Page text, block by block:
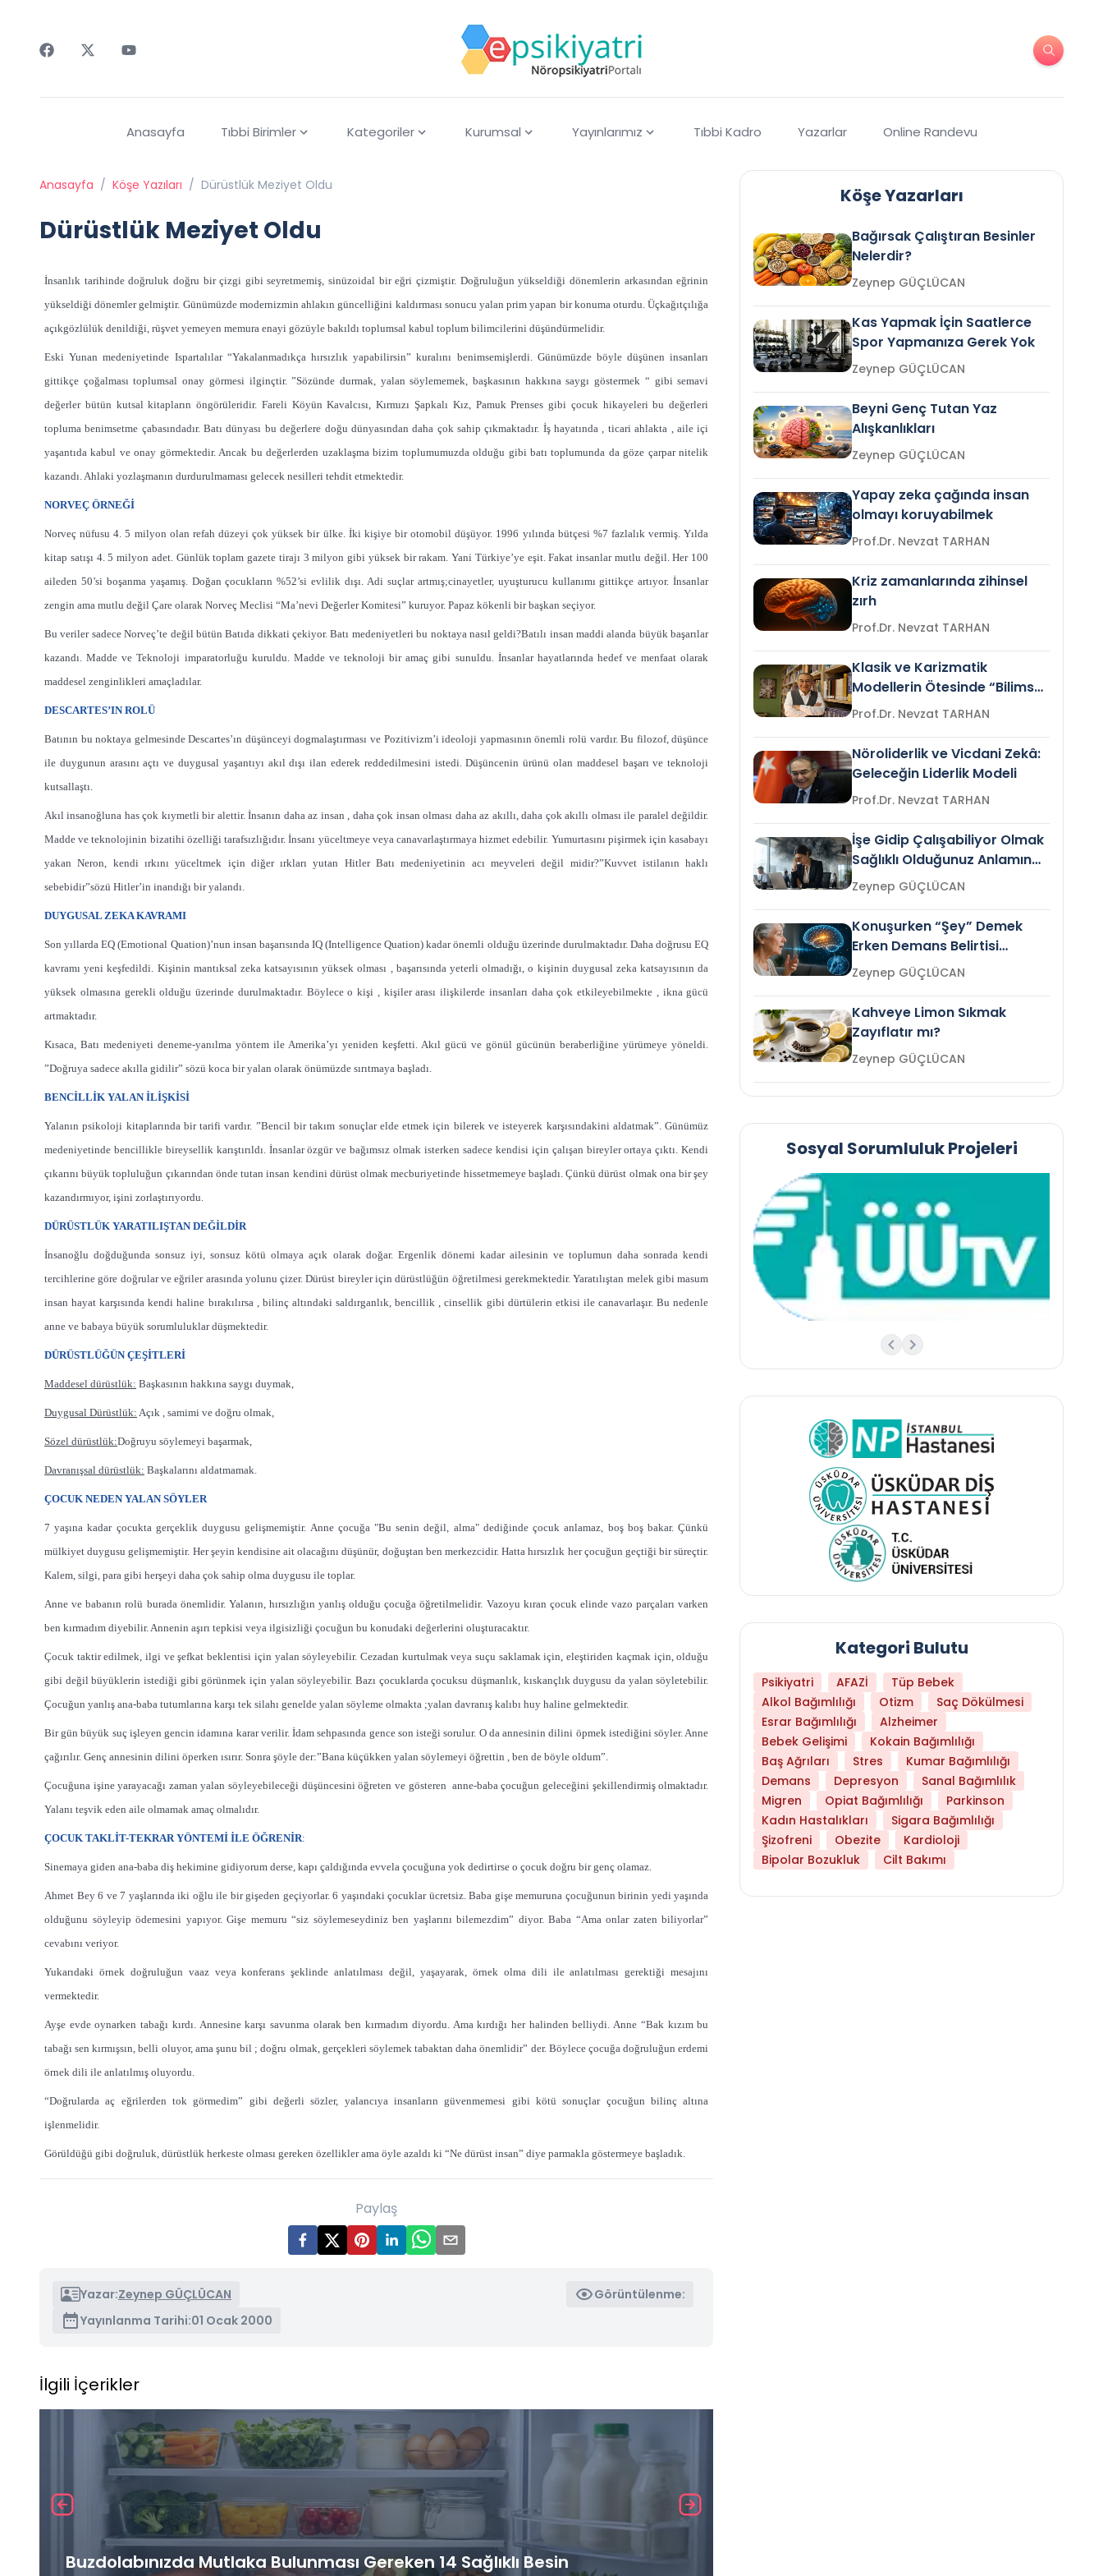
Anasayfa Tıbbi Birimler Kategoriler Kurumsal Yayınlarımız Tıbbi Kadro Yazarlar Online Randevu
Anasayfa / Köşe Yazıları / Dürüstlük Meziyet Oldu
Dürüstlük Meziyet Oldu
İnsanlık tarihinde doğruluk doğru bir çizgi gibi seyretmemiş, sinüzoidal bir eğri çizmiştir. Doğruluğun yükseldiği dönemlerin arkasından eğrinin
yükseldiği dönemler gelmiştir. Günümüzde modernizmin ahlakın güncelliğini kaldırması sonucu yalan prim yapan bir konuma oturdu. Üçkağıtçılığa
açıkgözlülük denildiği, rüşvet yemeyen memura enayi gözüyle bakıldı toplumsal kabul toplum bilimcilerini düşündürmelidir.
Eski Yunan medeniyetinde Ispartalılar “Yakalanmadıkça hırsızlık yapabilirsin” kuralını benimsemişlerdi. Günümüzde böyle düşünen insanları
gittikçe çoğalması toplumsal onay görmesi ilginçtir. ”Sözünde durmak, yalan söylememek, başkasının hakkına saygı göstermek “ gibi semavi
değerler bütün kutsal kitapların öngörüleridir. Fareli Köyün Kavalcısı, Kırmızı Şapkalı Kız, Pamuk Prenses gibi çocuk hikayeleri bu değerleri
topluma benimsetme çabasındadır. Batı dünyası bu değerlere doğu dünyasından daha çok sahip çıkmaktadır. İş hayatında , ticari ahlakta , aile içi
yaşantıda kabul ve onay görmektedir. Ancak bu değerlerden uzaklaşma bizim toplumumuzda olduğu gibi batı toplumunda da göze çarpar nitelik
kazandı. Ahlaki yozlaşmanın durdurulmaması gelecek nesilleri tehdit etmektedir.
NORVEÇ ÖRNEĞİ
Norveç nüfusu 4. 5 milyon olan refah düzeyi çok yüksek bir ülke. İki kişiye bir otomobil düşüyor. 1996 yılında bütçesi %7 fazlalık vermiş. Yılda
kitap satışı 4. 5 milyon adet. Günlük toplam gazete tirajı 3 milyon gibi yüksek bir rakam. Yani Türkiye’ye eşit. Fakat insanlar mutlu değil. Her 100
aileden 50’si boşanma yaşamış. Doğan çocukların %52’si evlilik dışı. Adi suçlar artmış;cinayetler, uyuşturucu kullanımı gittikçe artıyor. İnsanlar
zengin ama mutlu değil Çare olarak Norveç Meclisi “Ma’nevi Değerler Komitesi” kuruyor. Papaz kökenli bir başkan seçiyor.
Bu veriler sadece Norveç’te değil bütün Batıda dikkati çekiyor. Batı medeniyetleri bu noktaya nasıl geldi?Batılı insan maddi alanda büyük başarılar
kazandı. Madde ve Teknoloji imparatorluğu kuruldu. Madde ve teknoloji bir amaç gibi sunuldu. İnsanlar hayatlarında hedef ve menfaat olarak
maddesel zenginlikleri amaçladılar.
DESCARTES’IN ROLÜ
Batının bu noktaya gelmesinde Descartes’ın düşünceyi dogmalaştırması ve Pozitivizm’i ideoloji yapmasının önemli rolü vardır. Bu filozof, düşünce
ile duygunun arasını açtı ve duygusal yaşantıyı akıl dışı ilan ederek reddedilmesini istedi. Düşüncenin ürünü olan maddesel başarı ve teknoloji
kutsallaştı.
Akıl insanoğluna has çok kıymetli bir alettir. İnsanın daha az insan , daha çok insan olması daha az akıllı, daha çok akıllı olması ile paralel değildir.
Madde ve teknolojinin bizatihi özelliği tarafsızlığıdır. İnsanı yüceltmeye veya canavarlaştırmaya hizmet edebilir. Yumurtasını pişirmek için kasabayı
yakan Neron, kendi ırkını yüceltmek için diğer ırkları yutan Hitler Batı medeniyetinin acı meyveleri değil midir?”Kuvvet istilanın haklı
sebebidir”sözü Hitler’in inandığı bir yalandı.
DUYGUSAL ZEKA KAVRAMI
Son yıllarda EQ (Emotional Quation)’nun insan başarısında IQ (Intelligence Quation) kadar önemli olduğu üzerinde durulmaktadır. Daha doğrusu EQ
kavramı yeni keşfedildi. Kişinin mantıksal zeka katsayısının yüksek olması , başarısında yeterli olmadığı, o kişinin duygusal zeka katsayısının da
yüksek olmasına gerekli olduğu üzerinde durulmaktadır. Böylece o kişi , kişiler arası ilişkilerde insanları daha çok etkileyebilmekte , ikna gücü
artmaktadır.
Kısaca, Batı medeniyeti deneme-yanılma yöntem ile Amerika’yı yeniden keşfetti. Akıl gücü ve gönül gücünün beraberliğine yürümeye yöneldi.
”Doğruya sadece akılla gidilir” sözü koca bir yalan olarak önümüzde sırıtmaya başladı.
BENCİLLİK YALAN İLİŞKİSİ
Yalanın psikoloji kitaplarında bir tarifi vardır. ”Bencil bir takım sonuçlar elde etmek için bilerek ve isteyerek karşısındakini aldatmak”. Günümüz
medeniyetinde bencillikle bireysellik karıştırıldı. İnsanlar özgür ve bağımsız olmak isterken sadece kendisi için çalışan bireyler ortaya çıktı. Kendi
çıkarını büyük topluluğun çıkarından önde tutan insan kendini dürüst olmak mecburiyetinde hissetmemeye başladı. Çünkü dürüst olmak ona bir şey
kazandırmıyor, işini zorlaştırıyordu.
DÜRÜSTLÜK YARATILIŞTAN DEĞİLDİR
İnsanoğlu doğduğunda sonsuz iyi, sonsuz kötü olmaya açık olarak doğar. Ergenlik dönemi kadar ailesinin ve toplumun daha sonrada kendi
tercihlerine göre doğrular ve eğriler arasında yolunu çizer. Dürüst bireyler için dürüstlüğün öğretilmesi gerekmektedir. Yaratılıştan melek gibi masum
insan hayat karşısında kendi haline bırakılırsa , bilinç altındaki saldırganlık, bencillik , cinsellik gibi dürtülerin etkisi ile canavarlaşır. Bu nedenle
anne ve babaya büyük sorumluluklar düşmektedir.
DÜRÜSTLÜĞÜN ÇEŞİTLERİ
Maddesel dürüstlük: Başkasının hakkına saygı duymak,
Duygusal Dürüstlük: Açık , samimi ve doğru olmak,
Sözel dürüstlük:Doğruyu söylemeyi başarmak,
Davranışsal dürüstlük: Başkalarını aldatmamak.
ÇOCUK NEDEN YALAN SÖYLER
7 yaşına kadar çocukta gerçeklik duygusu gelişmemiştir. Anne çocuğa "Bu senin değil, alma" dediğinde çocuk anlamaz, boş boş bakar. Çünkü
mülkiyet duygusu gelişmemiştir. Her şeyin kendisine ait olacağını düşünür, doğuştan ben merkezcidir. Hatta hırsızlık her çocuğun geçtiği bir süreçtir.
Kalem, silgi, para gibi herşeyi daha çok sahip olma duygusu ile toplar.
Anne ve babanın rolü burada önemlidir. Yalanın, hırsızlığın yanlış olduğu çocuğa öğretilmelidir. Vazoyu kıran çocuk elinde vazo parçaları varken
ben kırmadım diyebilir. Annenin aşırı tepkisi veya ilgisizliği çocuğun bu konudaki değerlerini oluşturacaktır.
Çocuk taktir edilmek, ilgi ve şefkat beklentisi için yalan söyleyebilir. Cezadan kurtulmak veya suçu saklamak için, eleştiriden kaçmak için, olduğu
gibi değil büyüklerin istediği gibi görünmek için yalan söyleyebilir. Bazı çocuklarda çocuksu düşmanlık, kıskançlık duygusu da yalan söyletebilir.
Çocuğun yanlış ana-baba tutumlarına karşı tek silahı genelde yalan söyleme olmakta ;yalan davranış kalıbı huy haline gelmektedir.
Bir gün büyük suç işleyen gencin idamına karar verilir. İdam sehpasında gence son isteği sorulur. O da annesinin dilini öpmek istediğini söyler. Anne
çağırılır. Genç annesinin dilini öperken ısırır. Sonra şöyle der:”Bana küçükken yalan söylemeyi öğrettin , ben de böyle oldum”.
Çocuğuna işine yarayacağı zaman yalan söyleyebileceği düşüncesini öğreten ve gösteren anne-baba çocuğun geleceğini şekillendirmiş olmaktadır.
Yalanı teşvik eden aile olmamak amaç olmalıdır.
ÇOCUK TAKLİT-TEKRAR YÖNTEMİ İLE ÖĞRENİR:
Sinemaya giden ana-baba diş hekimine gidiyorum derse, kapı çaldığında evvela çocuğuna yok dedirtirse o çocuk doğru bir genç olamaz.
Ahmet Bey 6 ve 7 yaşlarında iki oğlu ile bir gişeden geçiyorlar. 6 yaşındaki çocuklar ücretsiz. Baba gişe memuruna çocuğunun birinin yedi yaşında
olduğunu söyleyip ödemesini yapıyor. Gişe memuru “siz söylemeseydiniz ben yaşlarını bilemezdim” diyor. Baba “Ama onlar zaten biliyorlar”
cevabını veriyor.
Yukarıdaki örnek doğruluğun vaaz veya konferans şeklinde anlatılması değil, yaşayarak, örnek olma dili ile anlatılması gerektiği mesajını
vermektedir.
Ayşe evde oynarken tabağı kırdı. Annesine karşı savunma olarak ben kırmadım diyordu. Ama kırdığı her halinden belliydi. Anne “Bak kızım bu
tabağı sen kırmışsın, belli oluyor, ama şunu bil ; doğru olmak, gerçekleri söylemek tabaktan daha önemlidir” der. Böylece çocuğa doğruluğun erdemi
örnek dili ile anlatılmış oluyordu.
“Doğrularda aç eğrilerden tok görmedim” gibi değerli sözler, yalancıya insanların güvenmemesi gibi kötü sonuçlar çocuğun bilinç altına
işlenmelidir.
Görüldüğü gibi doğruluk, dürüstlük herkeste olması gereken özellikler ama öyle azaldı ki “Ne dürüst insan” diye parmakla göstermeye başladık.
Paylaş
Yazar:Zeynep GÜÇLÜCAN
Görüntülenme:
Yayınlanma Tarihi:01 Ocak 2000
İlgili İçerikler
Buzdolabınızda Mutlaka Bulunması Gereken 14 Sağlıklı Besin
Köşe Yazarları
Bağırsak Çalıştıran Besinler
Nelerdir?
Zeynep GÜÇLÜCAN
Kas Yapmak İçin Saatlerce
Spor Yapmanıza Gerek Yok
Zeynep GÜÇLÜCAN
Beyni Genç Tutan Yaz
Alışkanlıkları
Zeynep GÜÇLÜCAN
Yapay zeka çağında insan
olmayı koruyabilmek
Prof.Dr. Nevzat TARHAN
Kriz zamanlarında zihinsel
zırh
Prof.Dr. Nevzat TARHAN
Klasik ve Karizmatik
Modellerin Ötesinde “Bilimsel
Liderlik”
Prof.Dr. Nevzat TARHAN
Nöroliderlik ve Vicdani Zekâ:
Geleceğin Liderlik Modeli
Prof.Dr. Nevzat TARHAN
İşe Gidip Çalışabiliyor Olmak
Sağlıklı Olduğunuz Anlamına
Gelir mi?Zeynep GÜÇLÜCAN
Konuşurken “Şey” Demek
Erken Demans Belirtisi
Olabilir mi?Zeynep GÜÇLÜCAN
Kahveye Limon Sıkmak
Zayıflatır mı?
Zeynep GÜÇLÜCAN
Sosyal Sorumluluk Projeleri
Kategori Bulutu
Psikiyatri AFAZİ
Tüp Bebek
Alkol Bağımlılığı
Otizm
Saç Dökülmesi
Esrar Bağımlılığı
Alzheimer
Bebek Gelişimi
Kokain Bağımlılığı
Baş Ağrıları
Stres
Kumar Bağımlılığı
Demans
Depresyon
Sanal Bağımlılık
Migren
Opiat Bağımlılığı
Parkinson
Kadın Hastalıkları
Sigara Bağımlılığı
Şizofreni
Obezite
Kardioloji
Bipolar Bozukluk
Cilt Bakımı